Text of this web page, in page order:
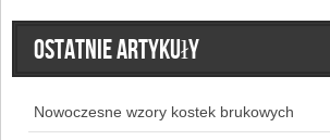
Ostatnie artykuły
Nowoczesne wzory kostek brukowych